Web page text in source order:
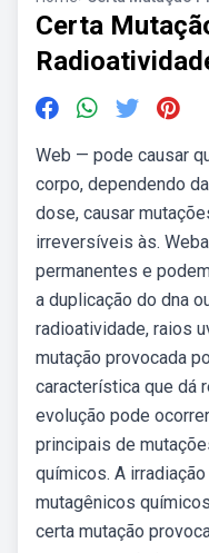
Certa
Web — pode causar
corpo, dependendo
dose, causar
irreversíveis às.
permanentes e
a duplicação do dna
radioatividade, raios
mutação provocada
característica que dá
evolução pode
principais de
químicos. A
mutagênicos
certa mutação